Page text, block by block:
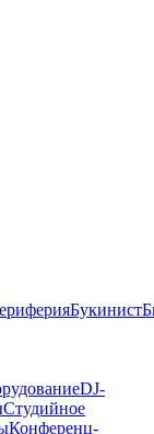
Букинист
DJ-
Студийное
Конференц-